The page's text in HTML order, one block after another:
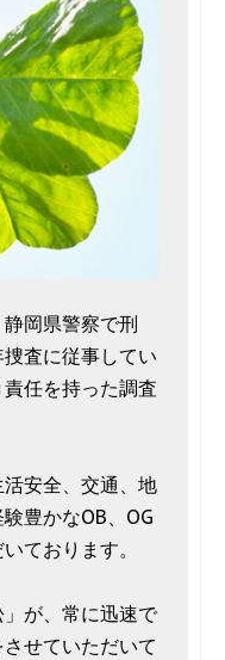
静岡県警察で刑
査に従事してい
任を持った調査
安全、交通、地
豊かなOB、OG
ております。
が、常に迅速で
せていただいて